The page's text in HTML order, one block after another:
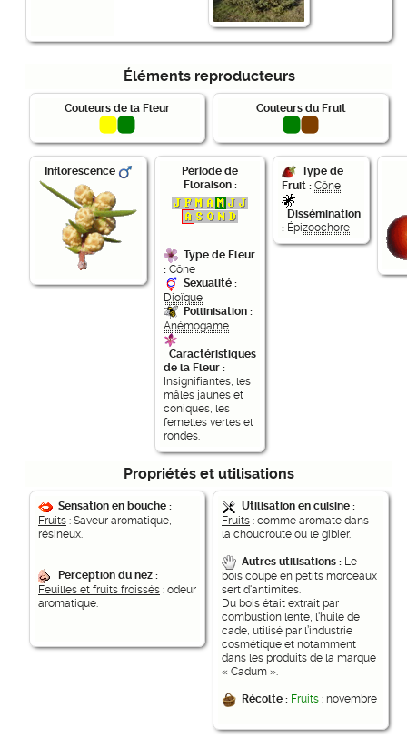
Éléments reproducteurs
Couleurs de la Fleur Couleurs du Fruit
Inflorescence
Période de
Floraison :
Type de Fleur
: Cône
Sexualité :
Dioïque
Pollinisation :
Anémogame
Caractéristiques
de la Fleur :
Insignifiantes, les
mâles jaunes et
coniques, les
femelles vertes et
rondes.
Type de
Fruit : Cône
Dissémination
: Épizoochore
Propriétés et utilisations
Sensation en bouche :
Fruits : Saveur aromatique,
résineux.
Perception du nez :
Feuilles et fruits froissés : odeur
aromatique.
Utilisation en cuisine :
Fruits : comme aromate dans
la choucroute ou le gibier.
Autres utilisations : Le
bois coupé en petits morceaux
sert d'antimites.
Du bois était extrait par
combustion lente, l'huile de
cade, utilisé par l’industrie
cosmétique et notamment
dans les produits de la marque
« Cadum ».
Récolte : Fruits : novembre